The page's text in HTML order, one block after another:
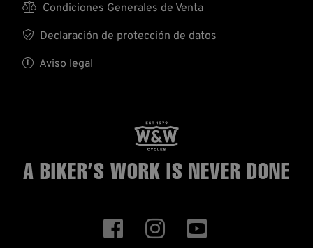
 Condiciones Generales de Venta
 Declaración de protección de datos
 Aviso legal
A BIKER’S WORK IS NEVER DONE
  